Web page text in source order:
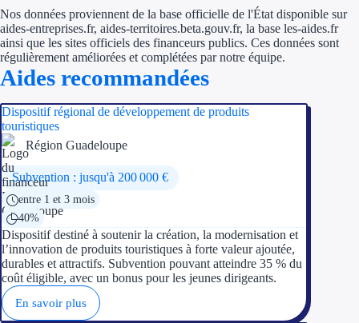
Nos données proviennent de la base officielle de l'État disponible sur
aides-entreprises.fr, aides-territoires.beta.gouv.fr, la base les-aides.fr
ainsi que les sites officiels des financeurs publics. Ces données sont
régulièrement améliorées et complétées par notre équipe.
Aides recommandées
Dispositif régional de développement de produits
touristiques
Région Guadeloupe
Subvention : jusqu'à 200 000 €
entre 1 et 3 mois
40%
Dispositif destiné à soutenir la création, la modernisation et
l’innovation de produits touristiques à forte valeur ajoutée,
durables et attractifs. Subvention pouvant atteindre 35 % du
coût éligible, avec un bonus pour les jeunes dirigeants.
En savoir plus